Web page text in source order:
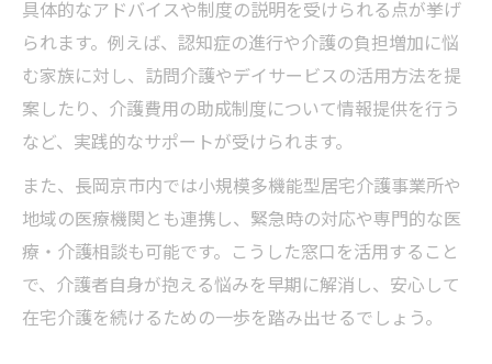
具体的なアドバイスや制度の説明を受けられる点が挙げ
られます。例えば、認知症の進行や介護の負担増加に悩
む家族に対し、訪問介護やデイサービスの活用方法を提
案したり、介護費用の助成制度について情報提供を行う
など、実践的なサポートが受けられます。
また、長岡京市内では小規模多機能型居宅介護事業所や
地域の医療機関とも連携し、緊急時の対応や専門的な医
療・介護相談も可能です。こうした窓口を活用すること
で、介護者自身が抱える悩みを早期に解消し、安心して
在宅介護を続けるための一歩を踏み出せるでしょう。